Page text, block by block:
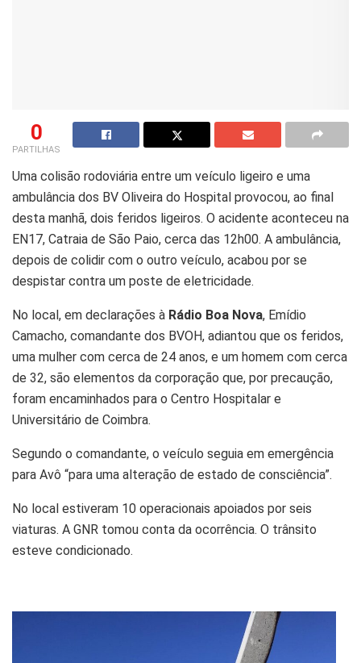
0
PARTILHAS
Uma colisão rodoviária entre um veículo ligeiro e uma
ambulância dos BV Oliveira do Hospital provocou, ao final
desta manhã, dois feridos ligeiros. O acidente aconteceu na
EN17, Catraia de São Paio, cerca das 12h00. A ambulância,
depois de colidir com o outro veículo, acabou por se
despistar contra um poste de eletricidade.
No local, em declarações à Rádio Boa Nova, Emídio
Camacho, comandante dos BVOH, adiantou que os feridos,
uma mulher com cerca de 24 anos, e um homem com cerca
de 32, são elementos da corporação que, por precaução,
foram encaminhados para o Centro Hospitalar e
Universitário de Coimbra.
Segundo o comandante, o veículo seguia em emergência
para Avô “para uma alteração de estado de consciência”.
No local estiveram 10 operacionais apoiados por seis
viaturas. A GNR tomou conta da ocorrência. O trânsito
esteve condicionado.